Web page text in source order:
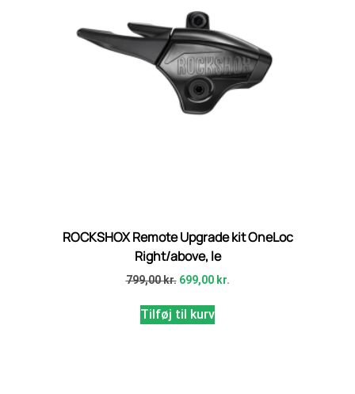
ROCKSHOX Remote Upgrade kit OneLoc
Right/above, le
799,00kr. 699,00 kr.
Tilføj til kurv